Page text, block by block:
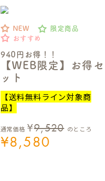
940円お得！！
【WEB限定】お得セ
ット
NEW
限定商品
おすすめ
通常価格 ¥9,520 のところ
¥8,580
【送料無料ライン対象商
品】